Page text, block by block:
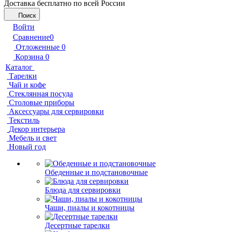
Доставка бесплатно по всей России
Поиск
Войти
Сравнение0
Отложенные 0
Корзина 0
Каталог
Тарелки
Чай и кофе
Стеклянная посуда
Столовые приборы
Аксессуары для сервировки
Текстиль
Декор интерьера
Мебель и свет
Новый год
Обеденные и подстановочные
Блюда для сервировки
Чаши, пиалы и кокотницы
Десертные тарелки